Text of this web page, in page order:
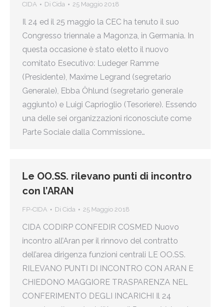
CIDA Di Cida 25 Maggio 2018
Il 24 ed il 25 maggio la CEC ha tenuto il suo
Congresso triennale a Magonza, in Germania. In
questa occasione è stato eletto il nuovo
comitato Esecutivo: Ludeger Ramme
(Presidente), Maxime Legrand (segretario
Generale), Ebba Öhlund (segretario generale
aggiunto) e Luigi Caprioglio (Tesoriere). Essendo
una delle sei organizzazioni riconosciute come
Parte Sociale dalla Commissione…
Le OO.SS. rilevano punti di incontro
con l’ARAN
FP-CIDA Di Cida 25 Maggio 2018
CIDA CODIRP CONFEDIR COSMED Nuovo
incontro all’Aran per il rinnovo del contratto
dell’area dirigenza funzioni centrali LE OO.SS.
RILEVANO PUNTI DI INCONTRO CON ARAN E
CHIEDONO MAGGIORE TRASPARENZA NEL
CONFERIMENTO DEGLI INCARICHI Il 24